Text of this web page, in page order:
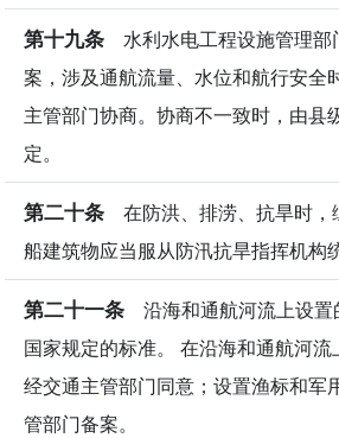
第十九条 水利水电工程设施管理部
案，涉及通航流量、水位和航行安全
主管部门协商。协商不一致时，由县
定。
第二十条 在防洪、排涝、抗旱时，
船建筑物应当服从防汛抗旱指挥机构
第二十一条 沿海和通航河流上设置
国家规定的标准。 在沿海和通航河
经交通主管部门同意；设置渔标和军
管部门备案。